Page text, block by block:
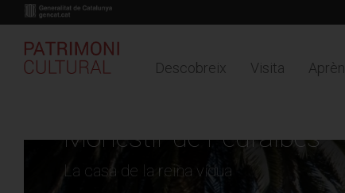
Descobreix Visita Aprèn
Buy online
TimelineMapa
Monestir de Pedralbes
La casa de la reina vídua